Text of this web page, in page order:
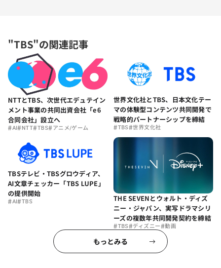
"TBS"の関連記事
NTTとTBS、次世代エデュテイン
メント事業の共同出資会社「e6
合同会社」設立へ
#AI# NTT#TBS#アニメ/ゲーム
世界文化社とTBS、日本文化テー
マの体験型コンテンツ共同開発で
戦略的パートナーシップを締結
#TBS#世界文化社
TBSテレビ・TBSグロウディア、
AI文章チェッカー「TBS LUPE」
の提供開始
#AI#TBS
THE SEVENとウォルト・ディズ
ニー・ジャパン、実写ドラマシリ
ーズの複数年共同開発契約を締結
#TBS#ディズニー#動画
もっとみる